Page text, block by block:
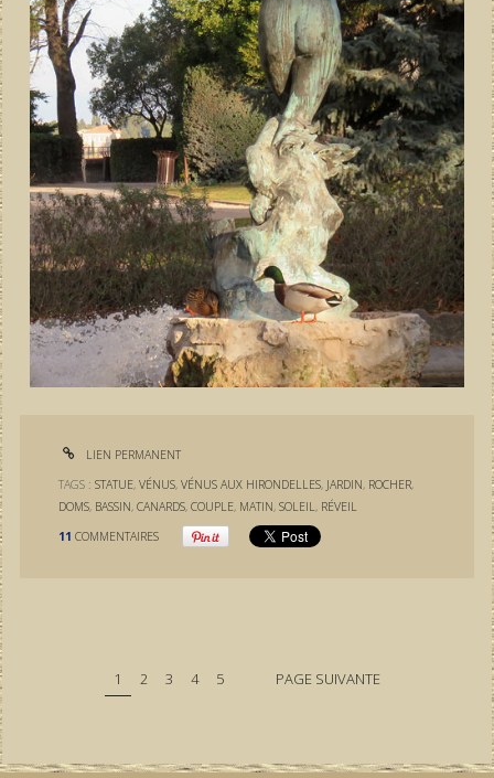
LIEN PERMANENT
TAGS :STATUE,VÉNUS,VÉNUS AUX HIRONDELLES, JARDIN, ROCHER,
DOMS, BASSIN,CANARDS,COUPLE, MATIN,SOLEIL, RÉVEIL
11 COMMENTAIRES
1 2 3 4 5 PAGE SUIVANTE